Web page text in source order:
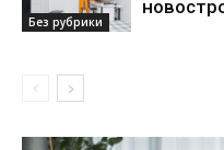
Без рубрики